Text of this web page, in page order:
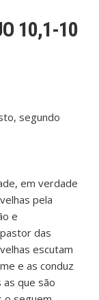
10,1-10
segundo
em verdade
pela
e
das
escutam
e as conduz
que são